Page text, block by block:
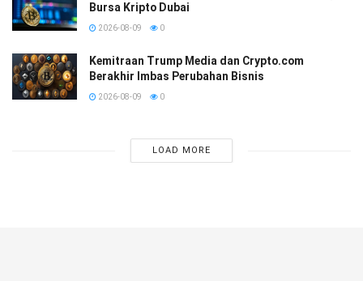
Bursa Kripto Dubai
2026-08-09 0
Kemitraan Trump Media dan Crypto.com
Berakhir Imbas Perubahan Bisnis
2026-08-09 0
LOAD MORE